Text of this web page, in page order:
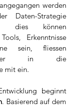
werden
Daten-Strategie
dies können
Erkenntnisse
sein, fliessen
in die
mit ein.
beginnt
. Basierend auf dem